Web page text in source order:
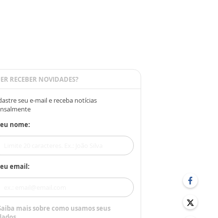
RECEBER NOVIDADES?
seu e-mail e receba notícias
nome:
email:
mais sobre como usamos seus